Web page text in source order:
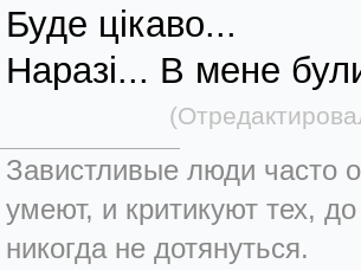
Буде цікаво...
Наразі... В мене
Завистливые люди часто
умеют, и критикуют тех,
никогда не дотянуться.